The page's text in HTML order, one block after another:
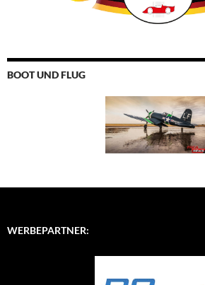
BOOT UND FLUG
WERBEPARTNER: